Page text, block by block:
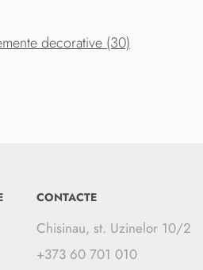
decorative (30)
CONTACTE
Chisinau, st. Uzinelor 10/2
+373 60 701 010